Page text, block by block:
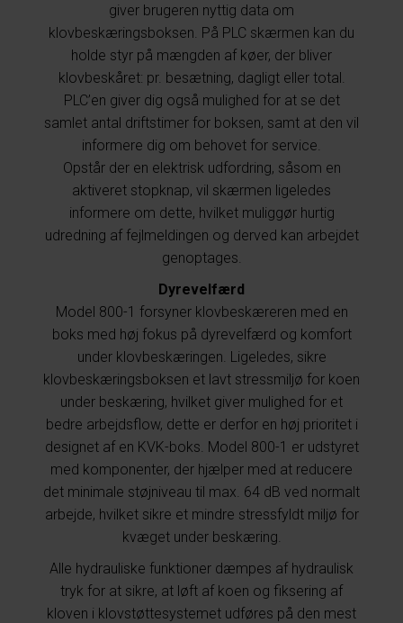
giver brugeren nyttig data om
klovbeskæringsboksen. På PLC skærmen kan du
holde styr på mængden af køer, der bliver
klovbeskåret: pr. besætning, dagligt eller total.
PLC’en giver dig også mulighed for at se det
samlet antal driftstimer for boksen, samt at den vil
informere dig om behovet for service.
Opstår der en elektrisk udfordring, såsom en
aktiveret stopknap, vil skærmen ligeledes
informere om dette, hvilket muliggør hurtig
udredning af fejlmeldingen og derved kan arbejdet
genoptages.
Dyrevelfærd
Model 800-1 forsyner klovbeskæreren med en
boks med høj fokus på dyrevelfærd og komfort
under klovbeskæringen. Ligeledes, sikre
klovbeskæringsboksen et lavt stressmiljø for koen
under beskæring, hvilket giver mulighed for et
bedre arbejdsflow, dette er derfor en høj prioritet i
designet af en KVK-boks. Model 800-1 er udstyret
med komponenter, der hjælper med at reducere
det minimale støjniveau til max. 64 dB ved normalt
arbejde, hvilket sikre et mindre stressfyldt miljø for
kvæget under beskæring.
Alle hydrauliske funktioner dæmpes af hydraulisk
tryk for at sikre, at løft af koen og fiksering af
kloven i klovstøttesystemet udføres på den mest